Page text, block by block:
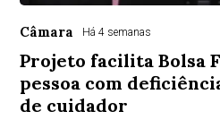
Câmara Há 4 semanas
Projeto facilita Bolsa
pessoa com
de cuidador